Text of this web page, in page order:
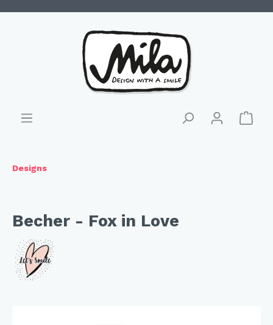
Designs
Becher - Fox in Love